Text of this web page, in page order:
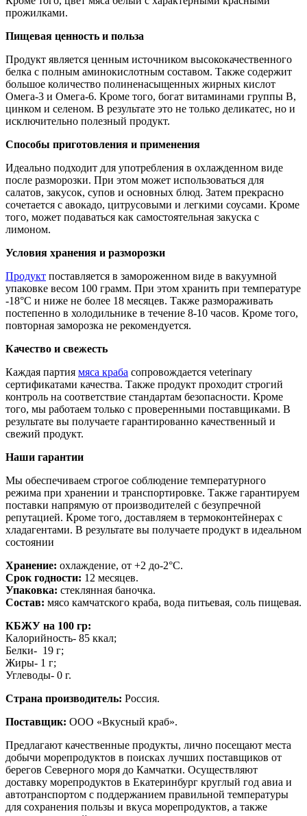
прожилками.
Пищевая ценность и польза
Продукт является ценным источником высококачественного
белка с полным аминокислотным составом. Также содержит
большое количество полиненасыщенных жирных кислот
Омега-3 и Омега-6. Кроме того, богат витаминами группы B,
цинком и селеном. В результате это не только деликатес, но и
исключительно полезный продукт.
Способы приготовления и применения
Идеально подходит для употребления в охлажденном виде
после разморозки. При этом может использоваться для
салатов, закусок, супов и основных блюд. Затем прекрасно
сочетается с авокадо, цитрусовыми и легкими соусами. Кроме
того, может подаваться как самостоятельная закуска с
лимоном.
Условия хранения и разморозки
Продукт поставляется в замороженном виде в вакуумной
упаковке весом 100 грамм. При этом хранить при температуре
-18°C и ниже не более 18 месяцев. Также размораживать
постепенно в холодильнике в течение 8-10 часов. Кроме того,
повторная заморозка не рекомендуется.
Качество и свежесть
Каждая партия мяса краба сопровождается veterinary
сертификатами качества. Также продукт проходит строгий
контроль на соответствие стандартам безопасности. Кроме
того, мы работаем только с проверенными поставщиками. В
результате вы получаете гарантированно качественный и
свежий продукт.
Наши гарантии
Мы обеспечиваем строгое соблюдение температурного
режима при хранении и транспортировке. Также гарантируем
поставки напрямую от производителей с безупречной
репутацией. Кроме того, доставляем в термоконтейнерах с
хладагентами. В результате вы получаете продукт в идеальном
состоянии
Хранение: охлаждение, от +2 до-2°C.
Срок годности: 12 месяцев.
Упаковка: стеклянная баночка.
Состав: мясо камчатского краба, вода питьевая, соль пищевая.
КБЖУ на 100 гр:
Калорийность- 85 ккал;
Белки- 19 г;
Жиры- 1 г;
Углеводы- 0 г.
Страна производитель: Россия.
Поставщик: ООО «Вкусный краб».
Предлагают качественные продукты, лично посещают места
добычи морепродуктов в поисках лучших поставщиков от
берегов Северного моря до Камчатки. Осуществляют
доставку морепродуктов в Екатеринбург круглый год авиа и
автотранспортом с поддержанием правильной температуры
для сохранения пользы и вкуса морепродуктов, а также